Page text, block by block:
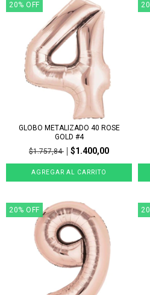
20% OFF
GLOBO METALIZADO 40 ROSE
GOLD #4
$1.757,84
$1.400,00
20
20% OFF 20